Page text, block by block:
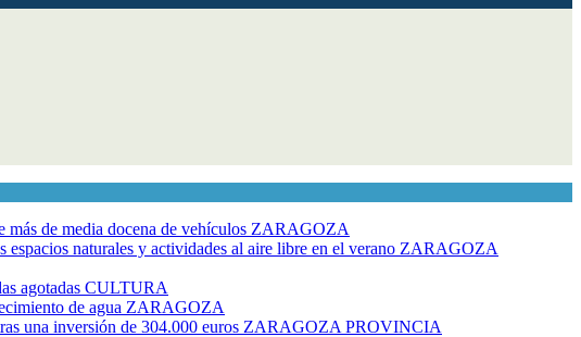
de media docena de vehículos ZARAGOZA
naturales y actividades al aire libre en el verano ZARAGOZA
agotadas CULTURA
de agua ZARAGOZA
una inversión de 304.000 euros ZARAGOZA PROVINCIA